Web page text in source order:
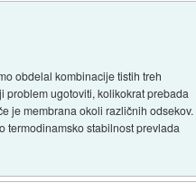
obdelal kombinacije tistih treh
problem ugotoviti, kolikokrat prebada
je membrana okoli različnih odsekov.
termodinamsko stabilnost prevlada